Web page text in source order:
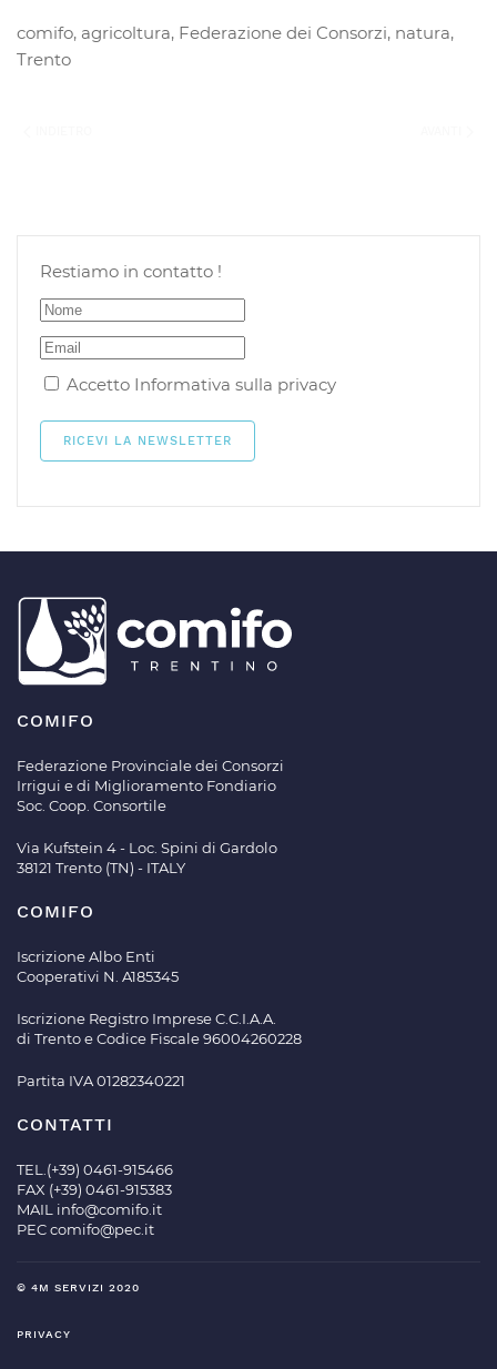
comifo, agricoltura, Federazione dei Consorzi, natura,
Trento
Restiamo in contatto !
Accetto Informativa sulla privacy
COMIFO
Federazione Provinciale dei Consorzi
Irrigui e di Miglioramento Fondiario
Soc. Coop. Consortile
Via Kufstein 4 - Loc. Spini di Gardolo
38121 Trento (TN) - ITALY
COMIFO
Iscrizione Albo Enti
Cooperativi N. A185345
Iscrizione Registro Imprese C.C.I.A.A.
di Trento e Codice Fiscale 96004260228
Partita IVA 01282340221
CONTATTI
TEL.(+39) 0461-915466
FAX (+39) 0461-915383
MAIL info@comifo.it
PECcomifo@pec.it
© 4M SERVIZI 2020
PRIVACY